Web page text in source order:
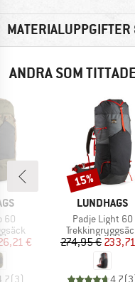
ANDRA SOM
60
pris
€
(3)
VARUMÄRKE
LUNDHAGS
Produkter
Padje Light 60
Produktgrupp
Pris
274,95 €
4,7(3
Rabatt
15%